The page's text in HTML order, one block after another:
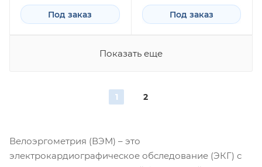
Под заказ Под заказ
Показать еще
1 2
Велоэргометрия (ВЭМ) – это
электрокардиографическое обследование (ЭКГ) с